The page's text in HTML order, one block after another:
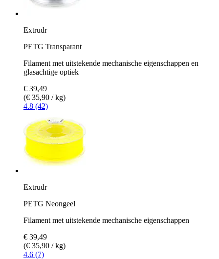
Extrudr
PETG Transparant
Filament met uitstekende mechanische eigenschappen en
glasachtige optiek
€ 39,49
(€ 35,90 / kg)
4.8 (42)
Extrudr
PETG Neongeel
Filament met uitstekende mechanische eigenschappen
€ 39,49
(€ 35,90 / kg)
4.6 (7)